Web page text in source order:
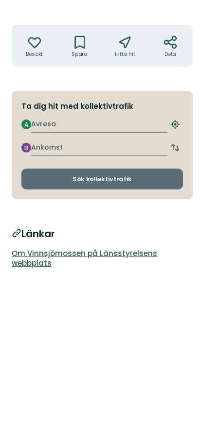
Besökt Spara Hitta hit Dela
Ta dig hit med kollektivtrafik
Avresa
A
Hitta
hållplats
Ankomst
B
Byt
och
Sök kollektivtrafik
Länkar
Om Vinnsjömossen på Länsstyrelsens
webbplats